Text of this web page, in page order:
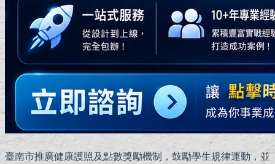
臺南市推廣健康護照及點數獎勵機制，鼓勵學生規律運動，並